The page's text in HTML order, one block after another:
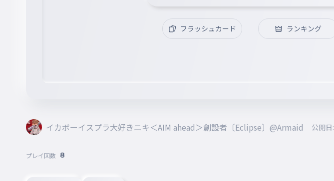
フラッシュカード ランキング
イカボーイスプラ大好きニキ＜AIM ahead＞創設者〔Eclipse〕@Armaid 公開日:
プレイ回数 8